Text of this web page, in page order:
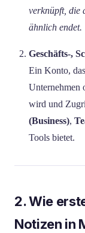
verknüpft, die
ähnlich endet.
Geschäfts-,
Ein Konto,
Unternehmen
wird und
(Business),
Tools bietet.
2. Wie
Notizen in